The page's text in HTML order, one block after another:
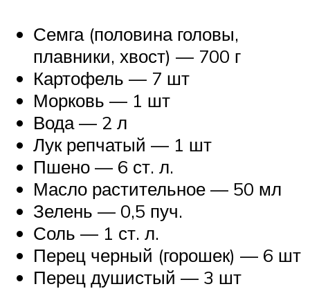
Семга (половина головы,
плавники, хвост) — 700 г
Картофель — 7 шт
Морковь — 1 шт
Вода — 2 л
Лук репчатый — 1 шт
Пшено — 6 ст. л.
Масло растительное — 50 мл
Зелень — 0,5 пуч.
Соль — 1 ст. л.
Перец черный (горошек) — 6 шт
Перец душистый — 3 шт